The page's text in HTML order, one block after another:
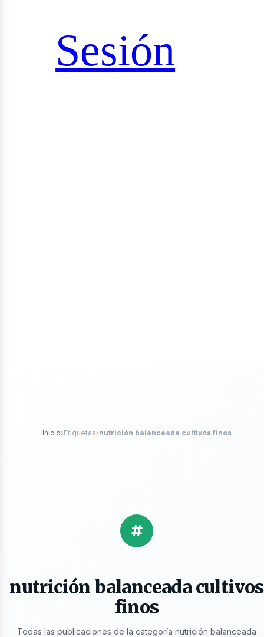
Sesión
Inicio›Etiquetas›nutrición balanceada cultivos finos
nutrición balanceada cultivos
finos
Todas las publicaciones de la categoría nutrición balanceada